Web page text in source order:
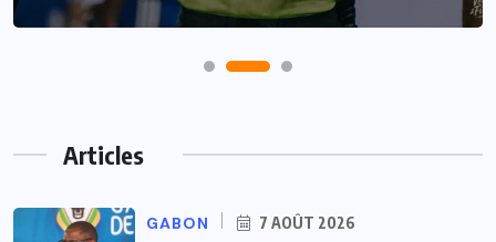
Articles
GABON 7 AOÛT 2026